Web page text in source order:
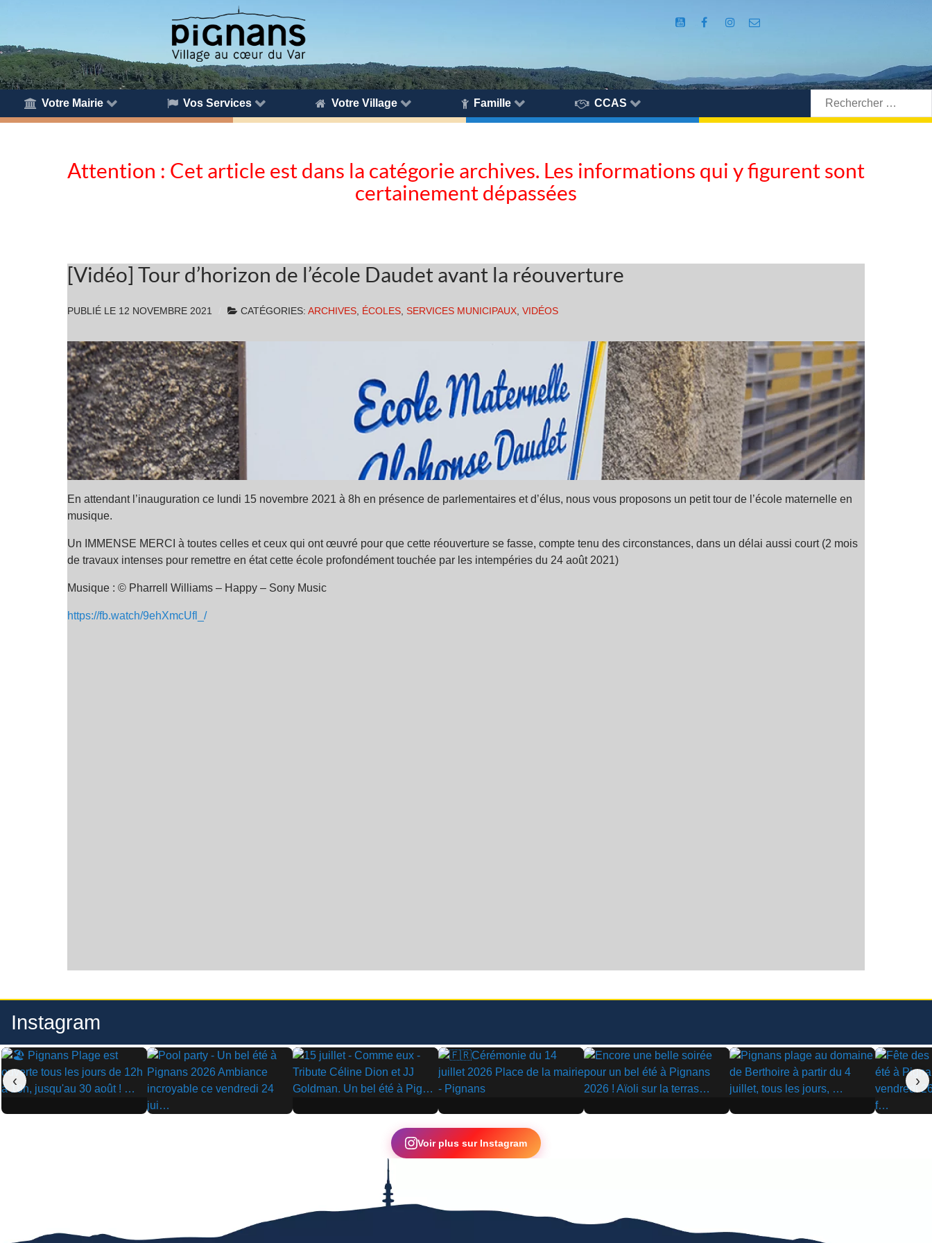
Votre Mairie Vos Services Votre Village Famille CCAS
Rechercher:
Attention : Cet article est dans la catégorie archives. Les informations qui y figurent sont
certainement dépassées
[Vidéo] Tour d’horizon de l’école Daudet avant la réouverture
PUBLIÉ LE 12 NOVEMBRE 2021 CATÉGORIES: ARCHIVES ÉCOLES SERVICES MUNICIPAUX VIDÉOS
En attendant l’inauguration ce lundi 15 novembre 2021 à 8h en présence de parlementaires et d’élus, nous vous proposons un petit tour de l’école maternelle en
musique.
Un IMMENSE MERCI à toutes celles et ceux qui ont œuvré pour que cette réouverture se fasse, compte tenu des circonstances, dans un délai aussi court (2 mois
de travaux intenses pour remettre en état cette école profondément touchée par les intempéries du 24 août 2021)
Musique : © Pharrell Williams – Happy – Sony Music
https://fb.watch/9ehXmcUfl_/
Instagram
▶
▶
▶ ▶ ▶ ▶
▶
‹ ›
Voir plus sur Instagram